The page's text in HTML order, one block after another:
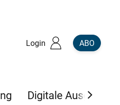
Login ABO
Digitale Ausgaben